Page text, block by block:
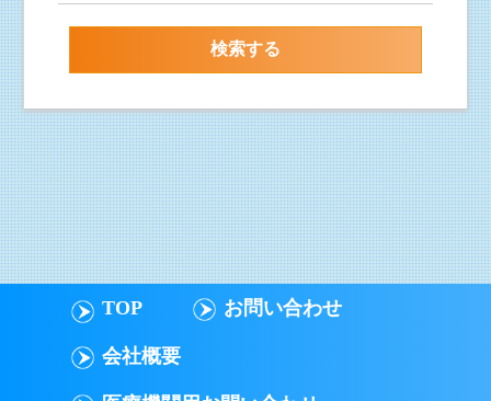
TOP お問い合わせ
会社概要